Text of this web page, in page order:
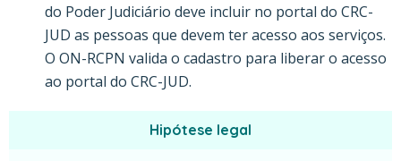
do Poder Judiciário deve incluir no portal do CRC-
JUD as pessoas que devem ter acesso aos serviços.
O ON-RCPN valida o cadastro para liberar o acesso
ao portal do CRC-JUD.
Hipótese legal